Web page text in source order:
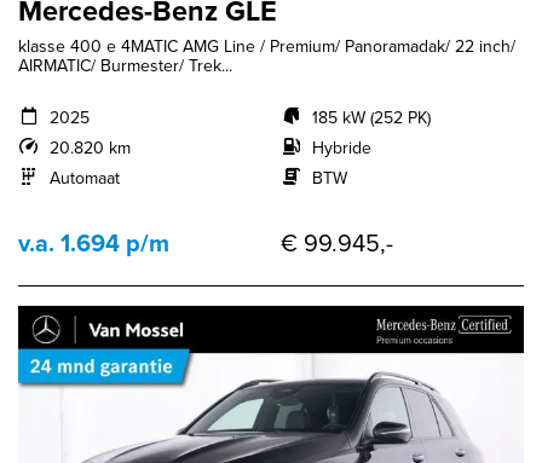
Mercedes-Benz GLE
klasse 400 e 4MATIC AMG Line / Premium/ Panoramadak/ 22 inch/
AIRMATIC/ Burmester/ Trek...
2025
20.820 km
Automaat
185 kW (252 PK)
Hybride
BTW
v.a. 1.694 p/m € 99.945,-